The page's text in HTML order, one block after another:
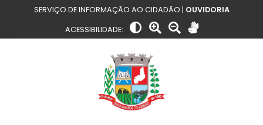
SERVIÇO DE INFORMAÇÃO AO CIDADÃO | OUVIDORIA
ACESSIBILIDADE: